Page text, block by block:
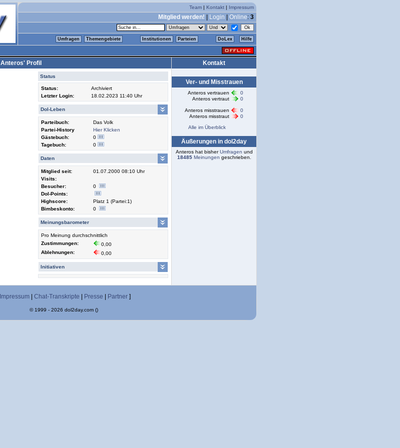
Team | Kontakt | Impressum
Mitglied werden! Login Online: 3
Umfragen Themengebiete Institutionen Parteien DoLex Hilfe
Anteros' Profil
Status
Status:
Archiviert
Letzter Login:
18.02.2023 11:40 Uhr
Dol-Leben
Parteibuch:
Das Volk
Partei-History
Hier Klicken
Gästebuch:
0
Tagebuch:
0
Daten
Mitglied seit:
01.07.2000 08:10 Uhr
Visits:
Besucher:
0
Dol-Points:
Highscore:
Platz 1 (Partei:1)
Bimbeskonto:
0
Meinungsbarometer
Pro Meinung durchschnittlich
Zustimmungen:
0,00
Ablehnungen:
0,00
Initiativen
Kontakt
Ver- und Misstrauen
Anteros vertrauen
0
Anteros vertraut
0
Anteros misstrauen
0
Anteros misstraut
0
Alle im Überblick
Äußerungen in dol2day
Anteros hat bisherUmfragen und
18485Meinungen geschrieben.
Impressum Chat-Transkripte Presse Partner ]
© 1999 - 2026 dol2day.com ()